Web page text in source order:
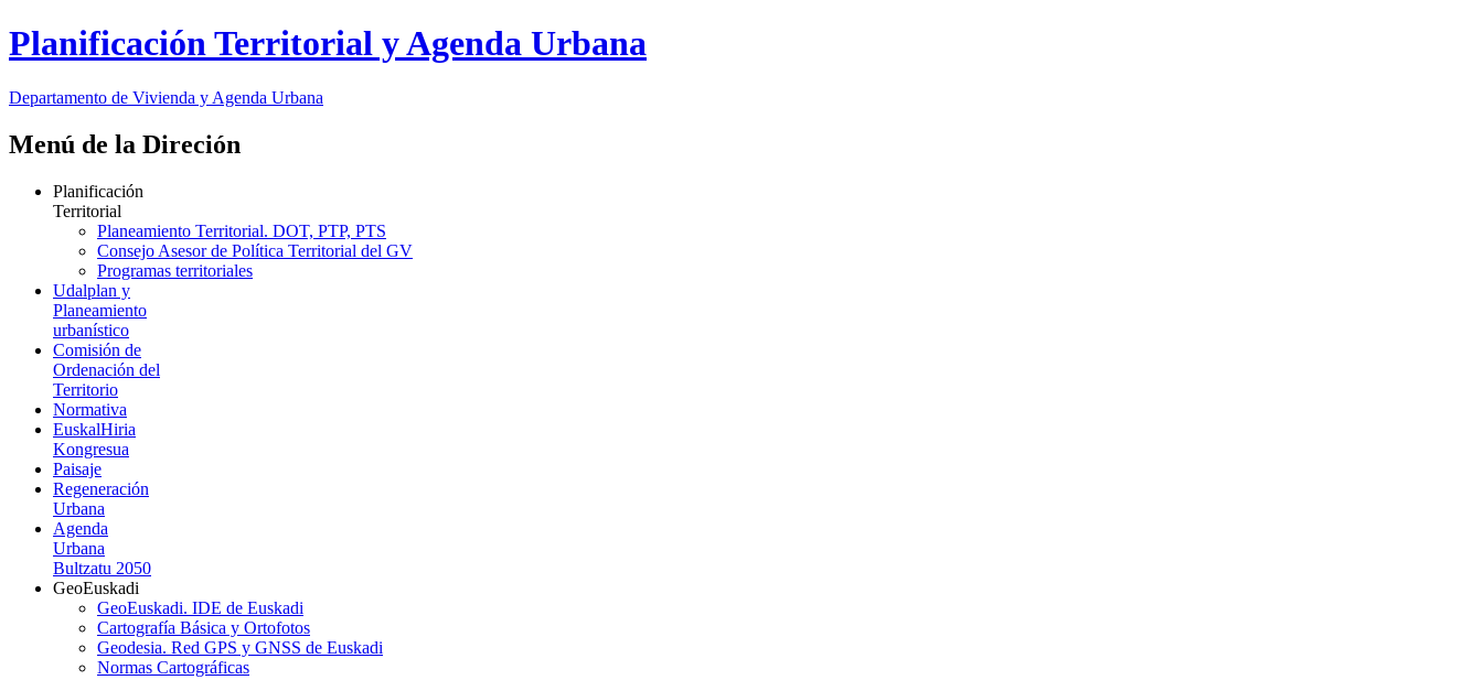
Planificación Territorial y Agenda Urbana
Departamento de Vivienda y Agenda Urbana
Menú de la Direción
Planificación
Territorial
Planeamiento Territorial. DOT, PTP, PTS
Consejo Asesor de Política Territorial del GV
Programas territoriales
Udalplan y
Planeamiento
urbanístico
Comisión de
Ordenación del
Territorio
Normativa
EuskalHiria
Kongresua
Paisaje
Regeneración
Urbana
Agenda
Urbana
Bultzatu 2050
GeoEuskadi
GeoEuskadi. IDE de Euskadi
Cartografía Básica y Ortofotos
Geodesia. Red GPS y GNSS de Euskadi
Normas Cartográficas